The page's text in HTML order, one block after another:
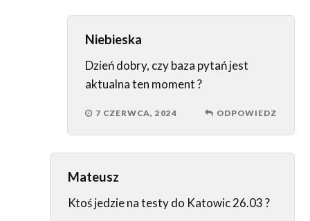
Niebieska
Dzień dobry, czy baza pytań jest
aktualna ten moment ?
7 CZERWCA, 2024 ODPOWIEDZ
Mateusz
Ktoś jedzie na testy do Katowic 26.03 ?